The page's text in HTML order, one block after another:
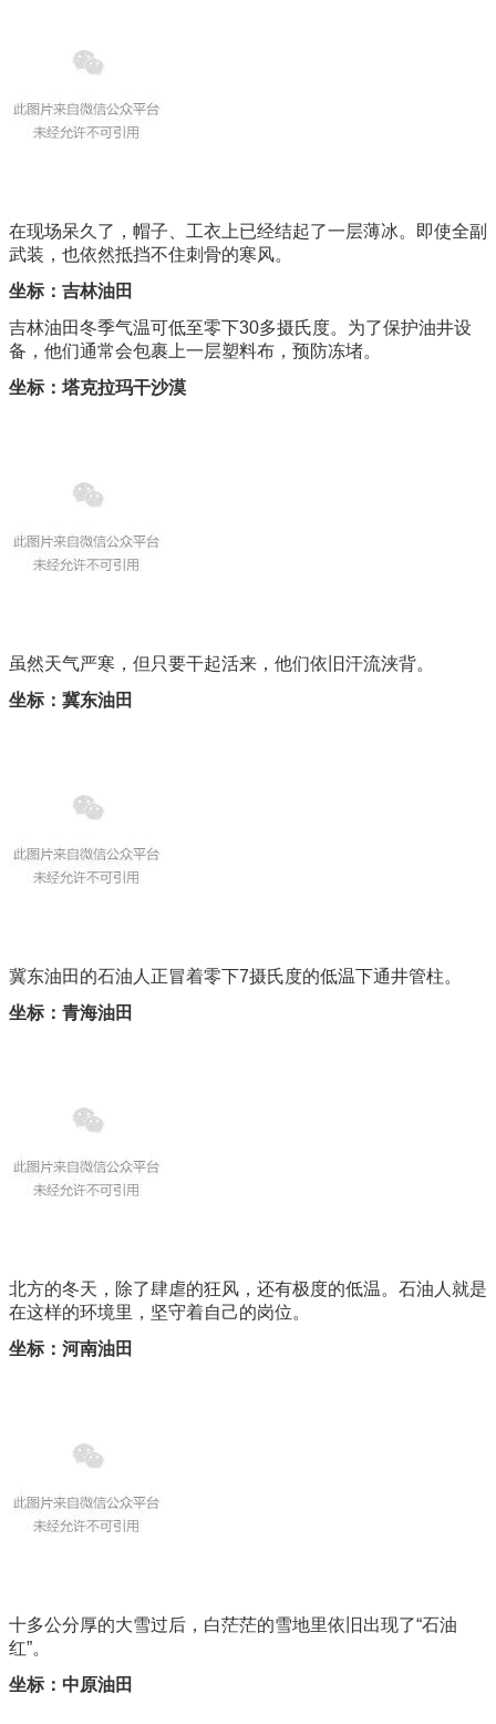
在现场呆久了，帽子、工衣上已经结起了一层薄冰。即使全副
武装，也依然抵挡不住刺骨的寒风。
坐标：吉林油田
吉林油田冬季气温可低至零下30多摄氏度。为了保护油井设
备，他们通常会包裹上一层塑料布，预防冻堵。
坐标：塔克拉玛干沙漠
虽然天气严寒，但只要干起活来，他们依旧汗流浃背。
坐标：冀东油田
冀东油田的石油人正冒着零下7摄氏度的低温下通井管柱。
坐标：青海油田
北方的冬天，除了肆虐的狂风，还有极度的低温。石油人就是
在这样的环境里，坚守着自己的岗位。
坐标：河南油田
十多公分厚的大雪过后，白茫茫的雪地里依旧出现了“石油
红”。
坐标：中原油田